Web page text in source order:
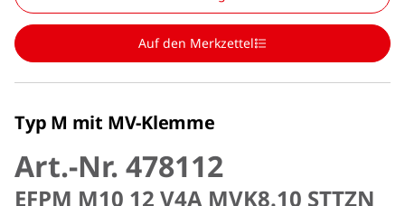
Auf den Merkzettel
Typ M mit MV-Klemme
Art.-Nr. 478112
EFPM M10 12 V4A MVK8.10 STTZN